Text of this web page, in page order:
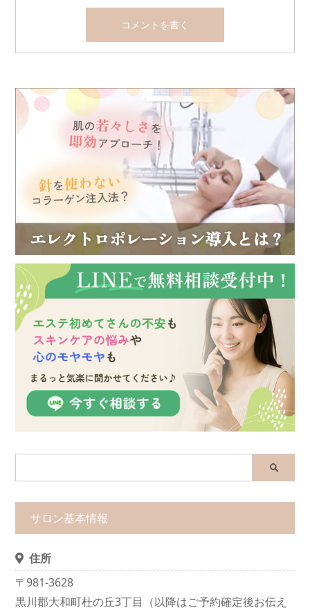
サロン基本情報
住所
〒981-3628
黒川郡大和町杜の丘3丁目（以降はご予約確定後お伝え